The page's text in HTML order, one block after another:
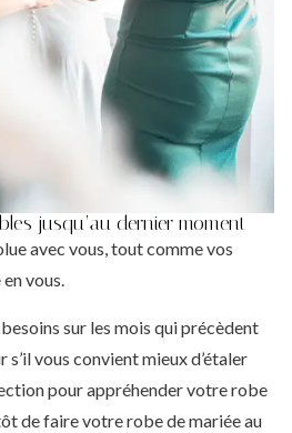
jusqu’au dernier moment
avec vous, tout comme vos
vous.
sur les mois qui précèdent
vous convient mieux d’étaler
pour appréhender votre robe
de faire votre robe de mariée au